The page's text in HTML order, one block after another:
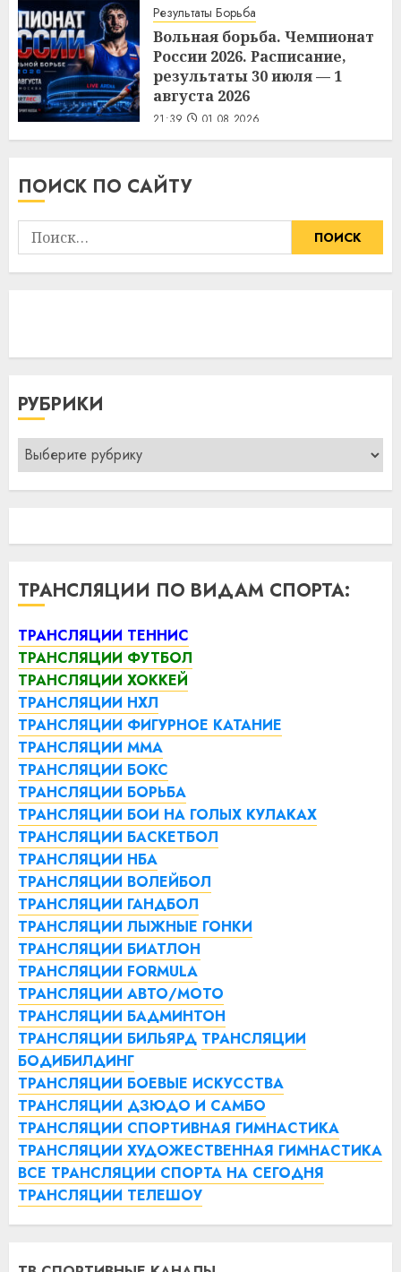
Результаты Борьба
Вольная борьба. Чемпионат
России 2026. Расписание,
результаты 30 июля — 1
августа 2026
21:39 01.08.2026
ПОИСК ПО САЙТУ
Найти:
РУБРИКИ
Рубрики
ТРАНСЛЯЦИИ ПО ВИДАМ СПОРТА:
ТРАНСЛЯЦИИ ТЕННИС
ТРАНСЛЯЦИИ ФУТБОЛ
ТРАНСЛЯЦИИ ХОККЕЙ
ТРАНСЛЯЦИИ НХЛ
ТРАНСЛЯЦИИ ФИГУРНОЕ КАТАНИЕ
ТРАНСЛЯЦИИ ММА
ТРАНСЛЯЦИИ БОКС
ТРАНСЛЯЦИИ БОРЬБА
ТРАНСЛЯЦИИ БОИ НА ГОЛЫХ КУЛАКАХ
ТРАНСЛЯЦИИ БАСКЕТБОЛ
ТРАНСЛЯЦИИ НБА
ТРАНСЛЯЦИИ ВОЛЕЙБОЛ
ТРАНСЛЯЦИИ ГАНДБОЛ
ТРАНСЛЯЦИИ ЛЫЖНЫЕ ГОНКИ
ТРАНСЛЯЦИИ БИАТЛОН
ТРАНСЛЯЦИИ FORMULA
ТРАНСЛЯЦИИ АВТО/МОТО
ТРАНСЛЯЦИИ БАДМИНТОН
ТРАНСЛЯЦИИ БИЛЬЯРД ТРАНСЛЯЦИИ
БОДИБИЛДИНГ
ТРАНСЛЯЦИИ БОЕВЫЕ ИСКУССТВА
ТРАНСЛЯЦИИ ДЗЮДО И САМБО
ТРАНСЛЯЦИИ СПОРТИВНАЯ ГИМНАСТИКА
ТРАНСЛЯЦИИ ХУДОЖЕСТВЕННАЯ ГИМНАСТИКА
ВСЕ ТРАНСЛЯЦИИ СПОРТА НА СЕГОДНЯ
ТРАНСЛЯЦИИ ТЕЛЕШОУ